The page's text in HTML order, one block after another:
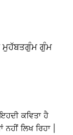
ਮੁਹੱਬਤਗੁੰਮ ਗੁੰਮ
ਕਵਿਤਾ ਹੈ
ਲਿਖ ਰਿਹਾ |